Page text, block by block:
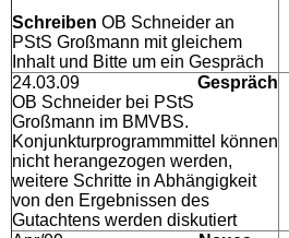
Schreiben OB Schneider an
PStS Großmann mit gleichem
Inhalt und Bitte um ein Gespräch
24.03.09 Gespräch
OB Schneider bei PStS
Großmann im BMVBS.
Konjunkturprogrammmittel können
nicht herangezogen werden,
weitere Schritte in Abhängigkeit
von den Ergebnissen des
Gutachtens werden diskutiert